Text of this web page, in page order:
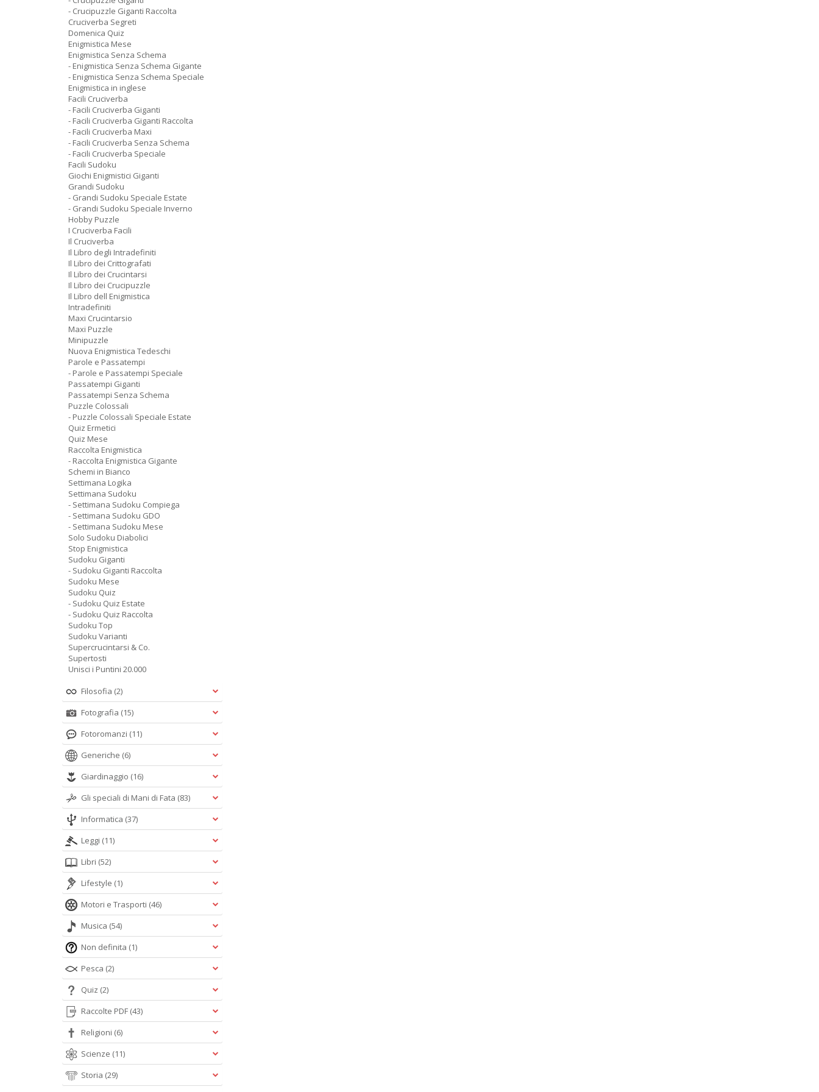
- Crucipuzzle Giganti Raccolta
Cruciverba Segreti
Domenica Quiz
Enigmistica Mese
Enigmistica Senza Schema
- Enigmistica Senza Schema Gigante
- Enigmistica Senza Schema Speciale
Enigmistica in inglese
Facili Cruciverba
- Facili Cruciverba Giganti
- Facili Cruciverba Giganti Raccolta
- Facili Cruciverba Maxi
- Facili Cruciverba Senza Schema
- Facili Cruciverba Speciale
Facili Sudoku
Giochi Enigmistici Giganti
Grandi Sudoku
- Grandi Sudoku Speciale Estate
- Grandi Sudoku Speciale Inverno
Hobby Puzzle
I Cruciverba Facili
Il Cruciverba
Il Libro degli Intradefiniti
Il Libro dei Crittografati
Il Libro dei Crucintarsi
Il Libro dei Crucipuzzle
Il Libro dell Enigmistica
Intradefiniti
Maxi Crucintarsio
Maxi Puzzle
Minipuzzle
Nuova Enigmistica Tedeschi
Parole e Passatempi
- Parole e Passatempi Speciale
Passatempi Giganti
Passatempi Senza Schema
Puzzle Colossali
- Puzzle Colossali Speciale Estate
Quiz Ermetici
Quiz Mese
Raccolta Enigmistica
- Raccolta Enigmistica Gigante
Schemi in Bianco
Settimana Logika
Settimana Sudoku
- Settimana Sudoku Compiega
- Settimana Sudoku GDO
- Settimana Sudoku Mese
Solo Sudoku Diabolici
Stop Enigmistica
Sudoku Giganti
- Sudoku Giganti Raccolta
Sudoku Mese
Sudoku Quiz
- Sudoku Quiz Estate
- Sudoku Quiz Raccolta
Sudoku Top
Sudoku Varianti
Supercrucintarsi & Co.
Supertosti
Unisci i Puntini 20.000
Filosofia (2)
Fotografia (15)
Fotoromanzi (11)
Generiche (6)
Giardinaggio (16)
Gli speciali di Mani di Fata (83)
Informatica (37)
Leggi (11)
Libri (52)
Lifestyle (1)
Motori e Trasporti (46)
Musica (54)
Non definita (1)
Pesca (2)
Quiz (2)
Raccolte PDF (43)
Religioni (6)
Scienze (11)
Storia (29)